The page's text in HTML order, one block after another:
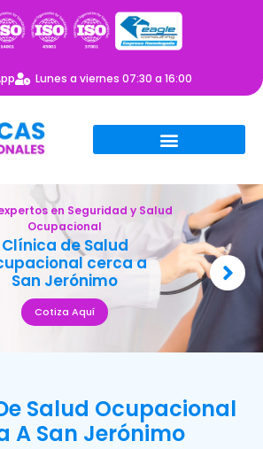
Lunes a viernes 07:30 a 16:00
en Seguridad y Salud
Ocupacional
Clínica de Salud
cerca a
San Jerónimo
Cotiza Aquí
Salud Ocupacional
A San Jerónimo